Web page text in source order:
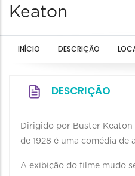
Keaton
INÍCIO DESCRIÇÃO
DESCRIÇÃO
Dirigido por Buster Keaton
de 1928 é uma comédia de
A exibição do filme mudo